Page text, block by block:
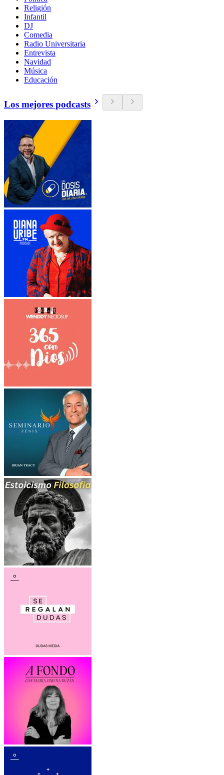
Religión
Infantil
DJ
Comedia
Radio Universitaria
Entrevista
Navidad
Música
Educación
Los mejores podcasts